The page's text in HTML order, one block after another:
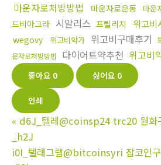
마운자로처방방법
마운자로운동 마운
드비아그라 시알리스 프릴리지 위고비
wegovy
위고비약가 위고비구매후기
운자로처방방법
다이어트약추천 위고비
좋아요 0 싫어요 0
인쇄
« d6J_텔레@coinsp24 trc20 원화
_h2J
i0I_텔래그램@bitcoinsyri 잡코인구